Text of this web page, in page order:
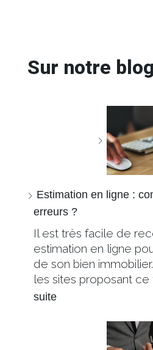
Sur notre
Estimation en ligne :
erreurs ?
Il est très facile de
estimation en ligne
de son bien
les sites proposant
suite